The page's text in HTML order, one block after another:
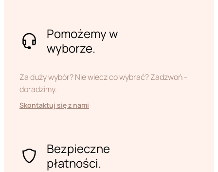
Pomożemy w
wyborze.
Za duży wybór? Nie wiecz co wybrać? Zadzwoń -
doradzimy.
Skontaktuj się z nami
Bezpieczne
płatności.